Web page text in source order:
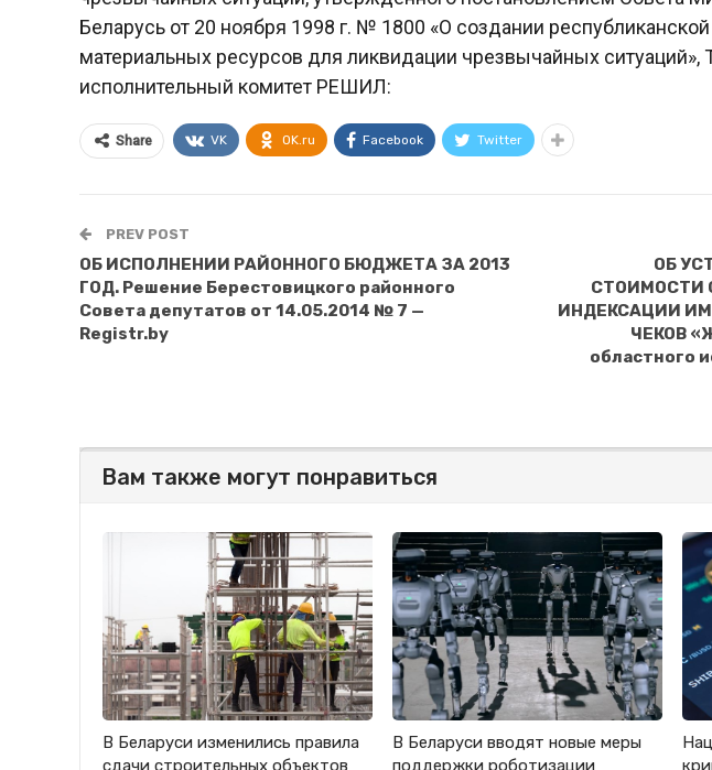
Беларусь от 20 ноября 1998 г. № 1800 «О создании
материальных ресурсов для ликвидации чрезвычайных ситуаций»,
исполнительный комитет РЕШИЛ:
Share VK OK.ru Facebook Twitter
PREV POST
ОБ ИСПОЛНЕНИИ РАЙОННОГО БЮДЖЕТА ЗА 2013
ГОД. Решение Берестовицкого районного
Совета депутатов от 14.05.2014 № 7 —
Registr.by
ОБ
СТОИМОСТИ
ИНДЕКСАЦИИ
ЧЕКОВ
областного
Вам также могут понравиться
В Беларуси изменились правила
сдачи строительных объектов
В Беларуси вводят новые меры
поддержки роботизации